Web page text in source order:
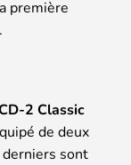
première
2 Classic
de deux
sont